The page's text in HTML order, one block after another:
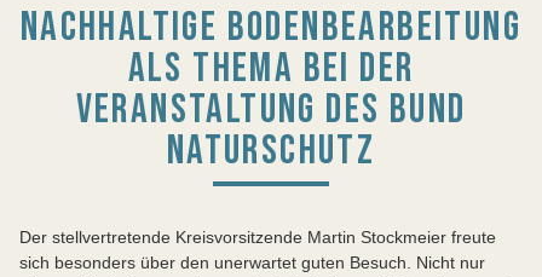
NACHHALTIGE BODENBEARBEITUNG
ALS THEMA BEI DER
VERANSTALTUNG DES BUND
NATURSCHUTZ
Der stellvertretende Kreisvorsitzende Martin Stockmeier freute
sich besonders über den unerwartet guten Besuch. Nicht nur